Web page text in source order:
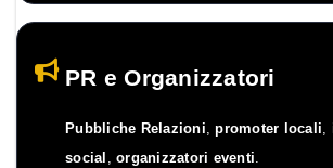
PR e Organizzatori
Pubbliche Relazioni,promoter locali,
social , organizzatori eventi.